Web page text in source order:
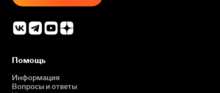
Помощь
Информация
Вопросы и ответы